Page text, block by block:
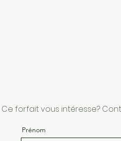
Ce forfait vous intéresse?
Prénom